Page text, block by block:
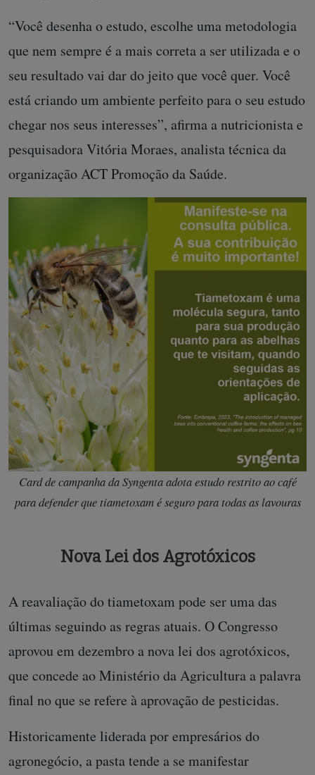
“Você desenha o estudo, escolhe uma metodologia
que nem sempre é a mais correta a ser utilizada e o
seu resultado vai dar do jeito que você quer. Você
está criando um ambiente perfeito para o seu estudo
chegar nos seus interesses”, afirma a nutricionista e
pesquisadora Vitória Moraes, analista técnica da
organização ACT Promoção da Saúde.
Card de campanha da Syngenta adota estudo restrito ao café
para defender que tiametoxam é seguro para todas as lavouras
Nova Lei dos Agrotóxicos
A reavaliação do tiametoxam pode ser uma das
últimas seguindo as regras atuais. O Congresso
aprovou em dezembro a nova lei dos agrotóxicos,
que concede ao Ministério da Agricultura a palavra
final no que se refere à aprovação de pesticidas.
Historicamente liderada por empresários do
agronegócio, a pasta tende a se manifestar